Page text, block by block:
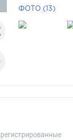
ФОТО (13)